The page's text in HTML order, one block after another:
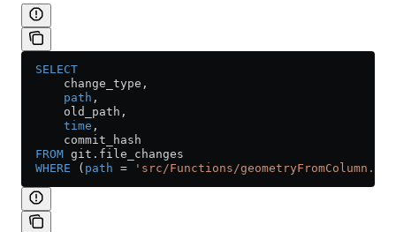
  SELECT
      change_type,
      path
,
      old_path,
      time
,
      commit_hash
  FROM
git . file_changes
  WHERE
( path = 'src/Functions/geometryFromColumn.h'